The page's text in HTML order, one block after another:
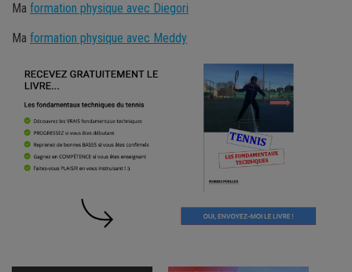
Ma formation physique avec Diegori
Ma formation physique avec Meddy